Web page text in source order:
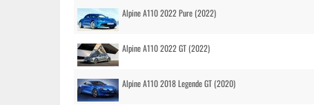
Alpine A110 2022 Pure (2022)
Alpine A110 2022 GT (2022)
Alpine A110 2018 Legende GT (2020)